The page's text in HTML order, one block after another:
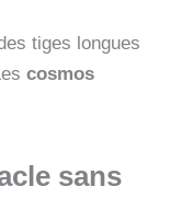
tiges longues
cosmos
sans